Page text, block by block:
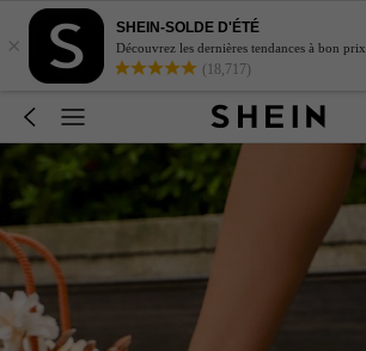
×
SHEIN-SOLDE D'ÉTÉ
Découvrez les dernières tendances à bon prix.
(18,717)